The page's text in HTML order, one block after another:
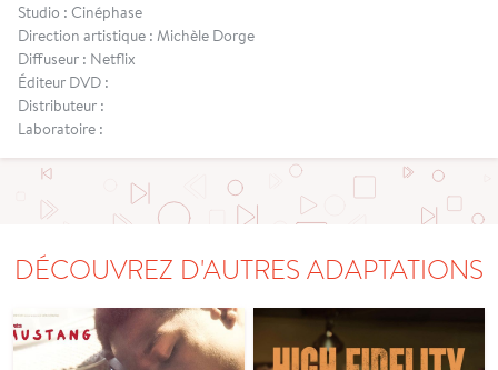
Studio : Cinéphase
Direction artistique : Michèle Dorge
Diffuseur : Netflix
Éditeur DVD :
Distributeur :
Laboratoire :
DÉCOUVREZ D'AUTRES ADAPTATIONS